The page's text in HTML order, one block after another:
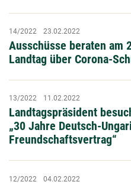
Ausschüsse beraten am
Landtag über Corona-
14/2022 23.02.2022
Landtagspräsident
„30 Jahre Deutsch-
Freundschaftsvertrag“
13/2022 11.02.2022
12/2022 04.02.2022